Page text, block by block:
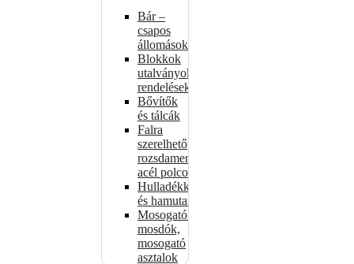
Bár –
csapos
állomások
Blokkok
utalványokhoz,
rendelésekhez
Bővítők
és tálcák
Falra
szerelhető
rozsdamentes
acél polcok
Hulladékkosarak
és hamutartók
Mosogatók,
mosdók,
mosogató
asztalok